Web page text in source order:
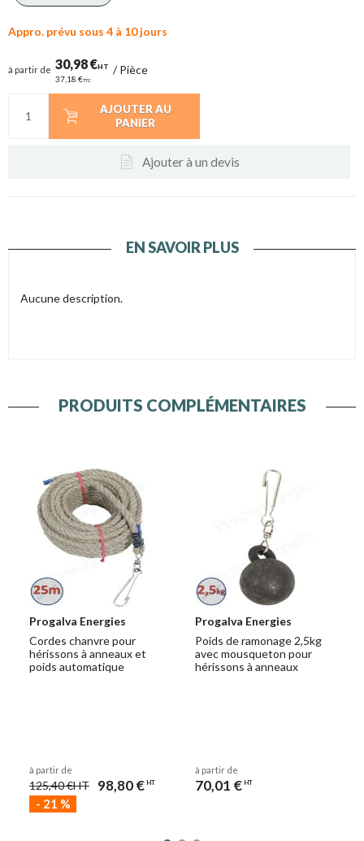
Appro. prévu sous 4 à 10 jours
à partir de 30,98 €HT
37,18 €TTC
/Pièce
AJOUTER AU
PANIER
Ajouter à un devis
EN SAVOIR PLUS
Aucune description.
PRODUITS COMPLÉMENTAIRES
Progalva Energies
Cordes chanvre pour
hérissons à anneaux et
poids automatique
à partir de
125,40 €HT 98,80 € HT
- 21 %
Progalva Energies
Poids de ramonage 2,5kg
avec mousqueton pour
hérissons à anneaux
à partir de
70,01 € HT